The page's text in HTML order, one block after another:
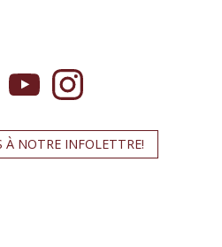
À NOTRE INFOLETTRE!